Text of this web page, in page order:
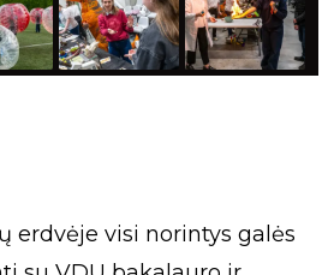
erdvėje visi norintys galės